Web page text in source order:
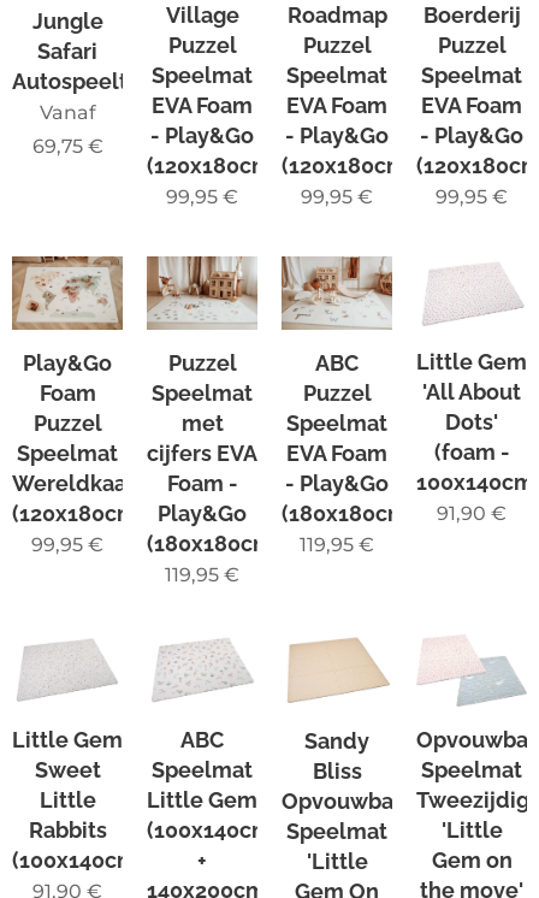
Jungle
Safari
Autospeeltapijt
Vanaf
69,75€
Village
Puzzel
Speelmat
EVA Foam
- Play&Go
(120x180cm)
99,95 €
Roadmap
Puzzel
Speelmat
EVA Foam
- Play&Go
(120x180cm)
99,95 €
Boerderij
Puzzel
Speelmat
EVA Foam
- Play&Go
99,95 €
Play&Go
Foam
Puzzel
Speelmat
Wereldkaart
(120x180cm)
99,95 €
Puzzel
Speelmat
met
cijfers EVA
Foam -
Play&Go
(180x180cm)
119,95 €
ABC
Puzzel
Speelmat
EVA Foam
- Play&Go
(180x180cm)
119,95 €
Little Gem
'All About
Dots'
(foam -
91,90 €
Little Gem
Sweet
Little
Rabbits
(100x140cm)
91,90 €
ABC
Speelmat
Little Gem
(100x140cm
+
140x200cm)
Sandy
Bliss
Opvouwbare
Speelmat
'Little
Gem On
Speelmat
Tweezijdig
'Little
Gem on
the move'